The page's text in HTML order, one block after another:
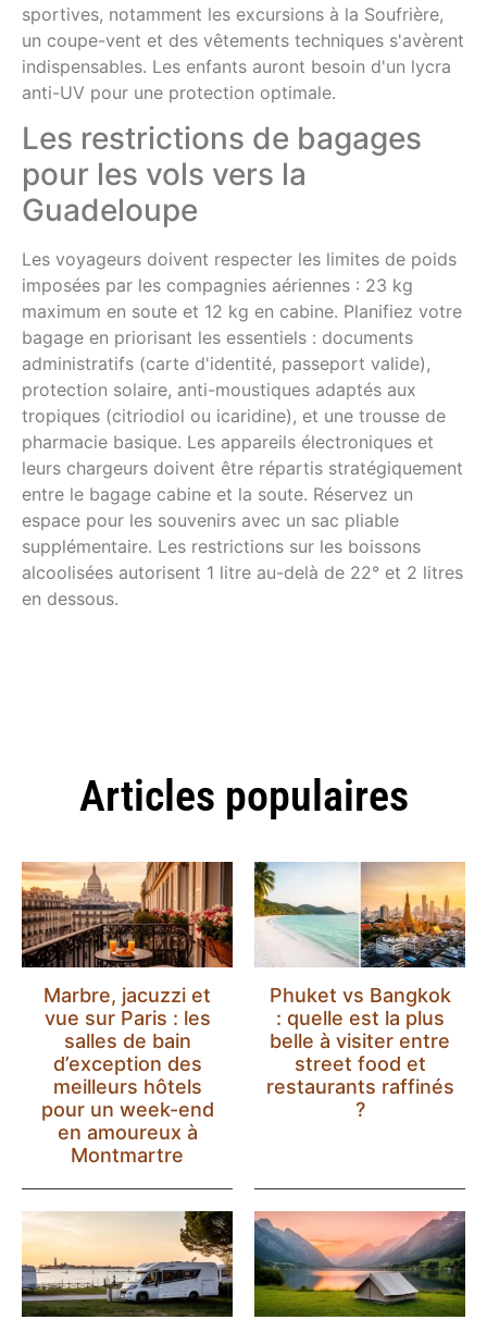
sportives, notamment les excursions à la Soufrière,
un coupe-vent et des vêtements techniques s'avèrent
indispensables. Les enfants auront besoin d'un lycra
anti-UV pour une protection optimale.
Les restrictions de bagages
pour les vols vers la
Guadeloupe
Les voyageurs doivent respecter les limites de poids
imposées par les compagnies aériennes : 23 kg
maximum en soute et 12 kg en cabine. Planifiez votre
bagage en priorisant les essentiels : documents
administratifs (carte d'identité, passeport valide),
protection solaire, anti-moustiques adaptés aux
tropiques (citriodiol ou icaridine), et une trousse de
pharmacie basique. Les appareils électroniques et
leurs chargeurs doivent être répartis stratégiquement
entre le bagage cabine et la soute. Réservez un
espace pour les souvenirs avec un sac pliable
supplémentaire. Les restrictions sur les boissons
alcoolisées autorisent 1 litre au-delà de 22° et 2 litres
en dessous.
Articles populaires
Marbre, jacuzzi et
vue sur Paris : les
salles de bain
d’exception des
meilleurs hôtels
pour un week-end
en amoureux à
Montmartre
Phuket vs Bangkok
: quelle est la plus
belle à visiter entre
street food et
restaurants raffinés
?